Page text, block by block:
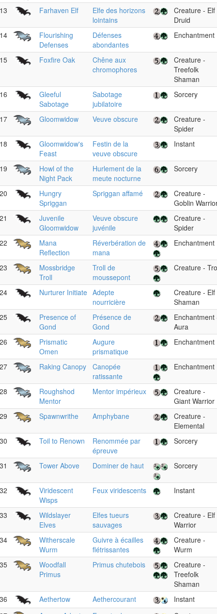
Farhaven Elf
Elfe des horizons
lointains
Creature - Elf
Druid
Flourishing
Defenses
Défenses
abondantes
Enchantment
Foxfire Oak
Chêne aux
chromophores
Creature -
Treefolk
Shaman
Gleeful
Sabotage
Sabotage
jubilatoire
Sorcery
Gloomwidow Veuve obscure
Creature -
Spider
Gloomwidow's
Feast
Festin de la
veuve obscure
Instant
Howl of the
Night Pack
Hurlement de la
meute nocturne
Sorcery
Hungry
Spriggan
Spriggan affamé
Creature -
Goblin
Juvenile
Gloomwidow
Veuve obscure
juvénile
Creature -
Spider
Mana
Reflection
Réverbération de
mana
Enchantment
Mossbridge
Troll
Troll de
moussepont
Creature -
Nurturer Initiate Adepte
nourricière
Creature - Elf
Shaman
Presence of
Gond
Présence de
Gond
Enchantment
Aura
Prismatic
Omen
Augure
prismatique
Enchantment
Raking Canopy
Canopée
ratissante
Enchantment
Roughshod
Mentor
Mentor impérieux
Creature -
Giant Warrior
Spawnwrithe Amphybane
Creature -
Elemental
Toil to Renown
Renommée par
épreuve
Sorcery
Tower Above Dominer de haut Sorcery
Viridescent
Wisps
Feux viridescents Instant
Wildslayer
Elves
Elfes tueurs
sauvages
Creature - Elf
Warrior
Witherscale
Wurm
Guivre à écailles
flétrissantes
Creature -
Wurm
Woodfall
Primus
Primus chutebois
Creature -
Treefolk
Shaman
Aethertow Aethercourant
Instant